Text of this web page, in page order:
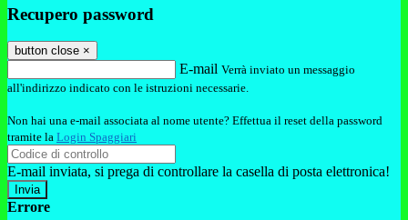
Recupero password
button close ×
E-mail Verrà inviato un messaggio
all'indirizzo indicato con le istruzioni necessarie.
Non hai una e-mail associata al nome utente? Effettua il reset della password
tramite la Login Spaggiari
E-mail inviata, si prega di controllare la casella di posta elettronica!
Errore